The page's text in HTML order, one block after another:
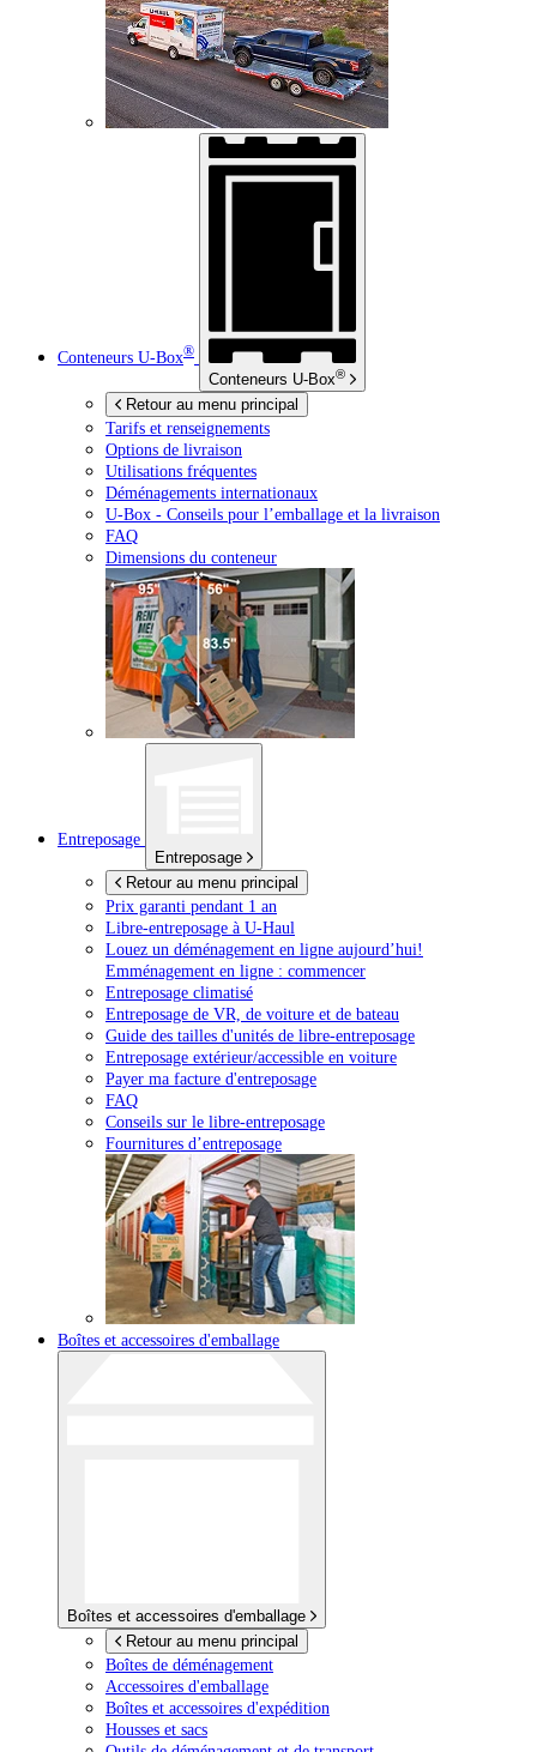
Conteneurs U-Box®
Conteneurs U-Box®
Retour au menu principal
Tarifs et renseignements
Options de livraison
Utilisations fréquentes
Déménagements internationaux
U-Box - Conseils pour l’emballage et la livraison
FAQ
Dimensions du conteneur
Entreposage
Entreposage
Retour au menu principal
Prix garanti pendant 1 an
Libre-entreposage à U-Haul
Louez un déménagement en ligne aujourd’hui!
Emménagement en ligne : commencer
Entreposage climatisé
Entreposage de VR, de voiture et de bateau
Guide des tailles d'unités de libre-entreposage
Entreposage extérieur/accessible en voiture
Payer ma facture d'entreposage
FAQ
Conseils sur le libre-entreposage
Fournitures d’entreposage
Boîtes et accessoires d'emballage
Boîtes et accessoires d'emballage
Retour au menu principal
Boîtes de déménagement
Accessoires d'emballage
Boîtes et accessoires d'expédition
Housses et sacs